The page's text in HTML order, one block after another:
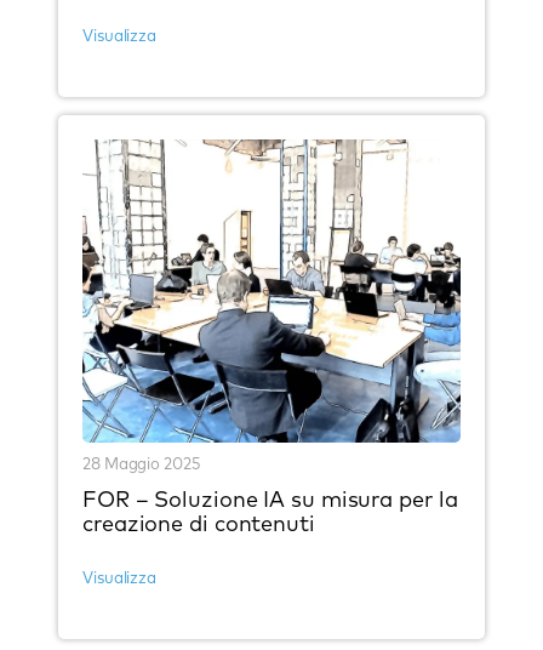
Visualizza
FOR – Soluzione IA su misura per la
creazione di contenuti
28 Maggio 2025
Visualizza